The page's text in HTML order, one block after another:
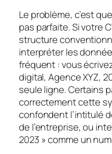
Le problème, c’est
pas parfaite. Si votre
structure
interpréter les
fréquent : vous
digital, Agence XYZ,
seule ligne. Certains
correctement cette
confondent l’intitulé
de l’entreprise, ou
2023 » comme un